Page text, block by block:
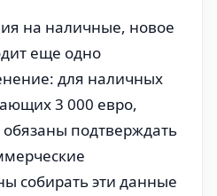
на наличные, новое
еще одно
для наличных
3 000 евро,
подтверждать
собирать эти данные